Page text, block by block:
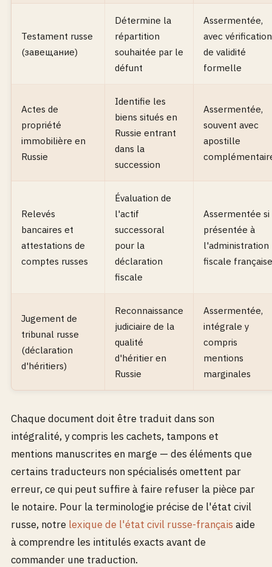
Testament russe
(завещание)
Détermine la
répartition
souhaitée par le
défunt
Assermentée,
avec vérification
de validité
formelle
Actes de
propriété
immobilière en
Russie
Identifie les
biens situés en
Russie entrant
dans la
succession
Assermentée,
souvent avec
apostille
Relevés
bancaires et
attestations de
comptes russes
Évaluation de
l'actif
successoral
pour la
déclaration
fiscale
Assermentée si
présentée à
l'administration
fiscale française
Jugement de
tribunal russe
(déclaration
d'héritiers)
Reconnaissance
judiciaire de la
qualité
d'héritier en
Russie
Assermentée,
intégrale y
compris
mentions
marginales
Chaque document doit être traduit dans son
intégralité, y compris les cachets, tampons et
mentions manuscrites en marge — des éléments que
certains traducteurs non spécialisés omettent par
erreur, ce qui peut suffire à faire refuser la pièce par
le notaire. Pour la terminologie précise de l'état civil
russe, notre lexique de l'état civil russe-français aide
à comprendre les intitulés exacts avant de
commander une traduction.